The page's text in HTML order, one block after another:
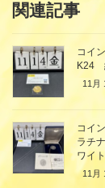
関連記事
コイ
K24
11月
コイ
ラチ
ワイ
11月